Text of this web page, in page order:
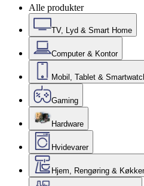
Alle produkter
TV, Lyd & Smart Home
Computer & Kontor
Mobil, Tablet &
Gaming
Hardware
Hvidevarer
Hjem, Rengøring &